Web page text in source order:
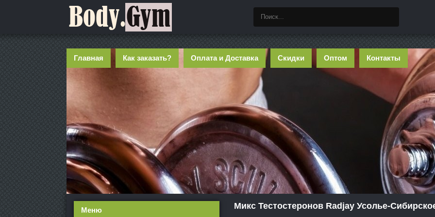
Главная Как заказать? Оплата и Доставка Скидки Оптом Контакты
Микс Тестостеронов Radjay Усолье-
Меню